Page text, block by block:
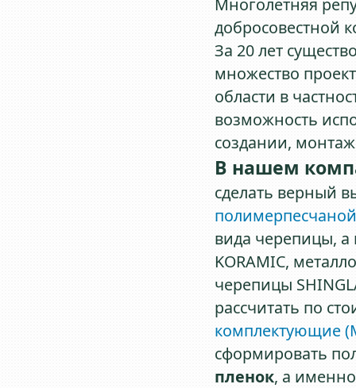
Многолетняя
добросовестной
За 20 лет
множество
области в
возможность
создании,
В нашем
сделать верный
вида черепицы,
KORAMIC,
черепицы
рассчитать по
комплектующие
сформировать
пленок, а